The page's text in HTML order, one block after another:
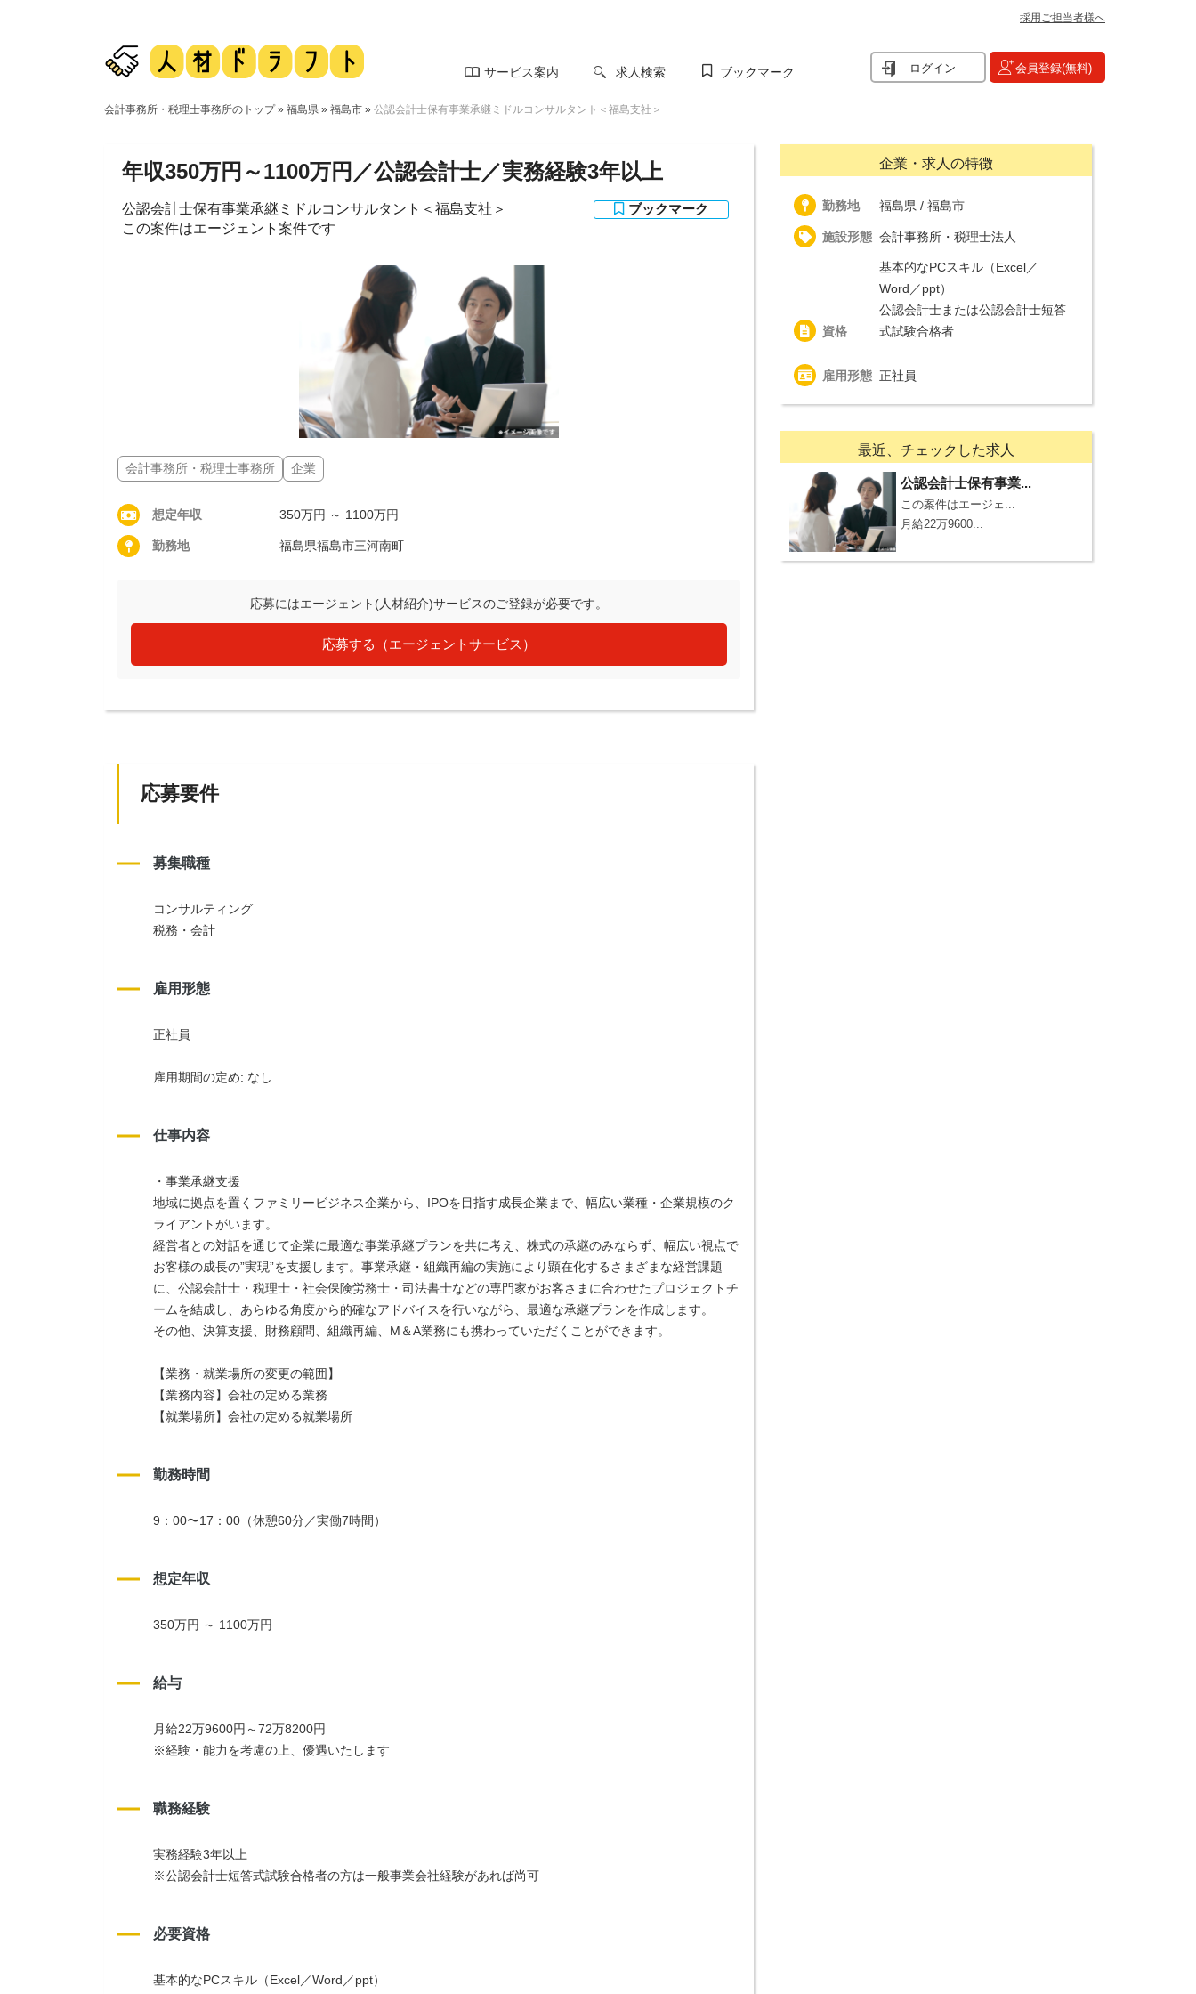
採用ご担当者様へ
サービス案内 求人検索 ブックマーク ログイン 会員登録(無料)
会計事務所・税理士事務所のトップ» 福島県 » 福島市 » 公認会計士保有事業承継ミドルコンサルタント＜福島支社＞
年収350万円～1100万円／公認会計士／実務経験3年以上
公認会計士保有事業承継ミドルコンサルタント＜福島支社＞
この案件はエージェント案件です
会計事務所・税理士事務所 企業
想定年収 350万円 ～ 1100万円
勤務地 福島県福島市三河南町
応募にはエージェント(人材紹介)サービスのご登録が必要です。
応募する（エージェントサービス）
応募要件
募集職種
コンサルティング
税務・会計
雇用形態
正社員
雇用期間の定め: なし
仕事内容
・事業承継支援
地域に拠点を置くファミリービジネス企業から、IPOを目指す成長企業まで、幅広い業種・企業規模のク
ライアントがいます。
経営者との対話を通じて企業に最適な事業承継プランを共に考え、株式の承継のみならず、幅広い視点で
お客様の成長の”実現”を支援します。事業承継・組織再編の実施により顕在化するさまざまな経営課題
に、公認会計士・税理士・社会保険労務士・司法書士などの専門家がお客さまに合わせたプロジェクトチ
ームを結成し、あらゆる角度から的確なアドバイスを行いながら、最適な承継プランを作成します。
その他、決算支援、財務顧問、組織再編、M＆A業務にも携わっていただくことができます。
【業務・就業場所の変更の範囲】
【業務内容】会社の定める業務
【就業場所】会社の定める就業場所
勤務時間
9：00〜17：00（休憩60分／実働7時間）
想定年収
350万円 ～ 1100万円
給与
月給22万9600円～72万8200円
※経験・能力を考慮の上、優遇いたします
職務経験
実務経験3年以上
※公認会計士短答式試験合格者の方は一般事業会社経験があれば尚可
必要資格
基本的なPCスキル（Excel／Word／ppt）
企業・求人の特徴
勤務地 福島県 / 福島市
施設形態 会計事務所・税理士法人
資格
基本的なPCスキル（Excel／
Word／ppt）
公認会計士または公認会計士短答
式試験合格者
雇用形態 正社員
最近、チェックした求人
公認会計士保有事業...
この案件はエージェ...
月給22万9600...